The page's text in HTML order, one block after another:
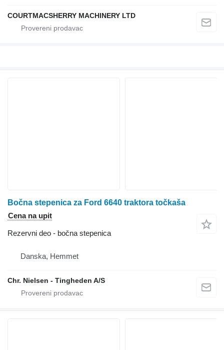
COURTMACSHERRY MACHINERY LTD
Bočna stepenica za Ford 6640 traktora točkaša
Cena na upit
Rezervni deo - bočna stepenica
Danska, Hemmet
Chr. Nielsen - Tingheden A/S